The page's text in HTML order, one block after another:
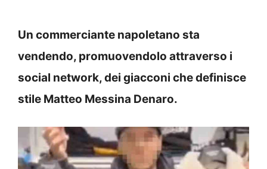
Un commerciante napoletano sta
vendendo, promuovendolo attraverso i
social network, dei giacconi che definisce
stile Matteo Messina Denaro.